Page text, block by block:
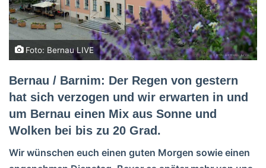
Foto: Bernau LIVE
Bernau / Barnim: Der Regen von gestern
hat sich verzogen und wir erwarten in und
um Bernau einen Mix aus Sonne und
Wolken bei bis zu 20 Grad.
Wir wünschen euch einen guten Morgen sowie einen